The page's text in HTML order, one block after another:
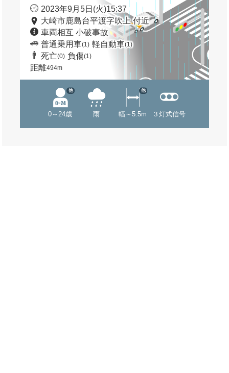
2023年9月5日(火)15:37
大崎市鹿島台平渡字吹上 付近
車両相互 小破事故
普通乗用車(1) 軽自動車(1)
死亡(0) 負傷(1)
距離494m
0～24歳
他
雨 幅～5.5m
他
３灯式信号